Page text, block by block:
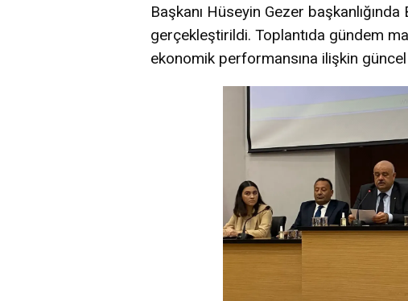
Başkanı Hüseyin Gezer
gerçekleştirildi. Toplantıda gündem
ekonomik performansına ilişkin güncel